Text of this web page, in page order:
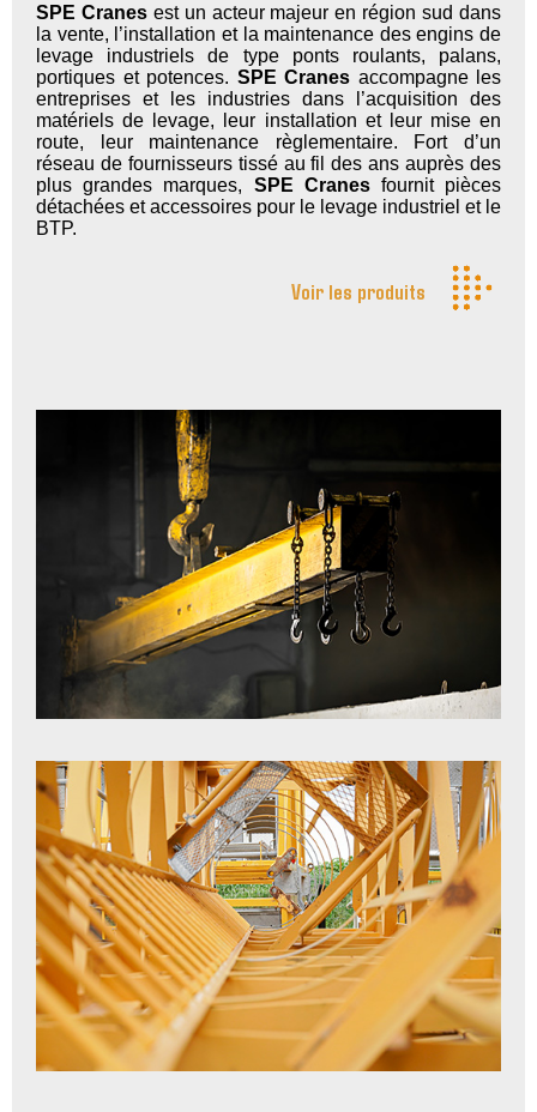
SPE Cranesest un acteur majeur en région sud dans
la vente, l’installation et la maintenance des engins de
levage industriels de type ponts roulants, palans,
portiques et potences. SPE Cranes accompagne les
entreprises et les industries dans l’acquisition des
matériels de levage, leur installation et leur mise en
route, leur maintenance règlementaire. Fort d’un
réseau de fournisseurs tissé au fil des ans auprès des
plus grandes marques, SPE Cranesfournit pièces
détachées et accessoires pour le levage industriel et le
BTP.
Voir les produits